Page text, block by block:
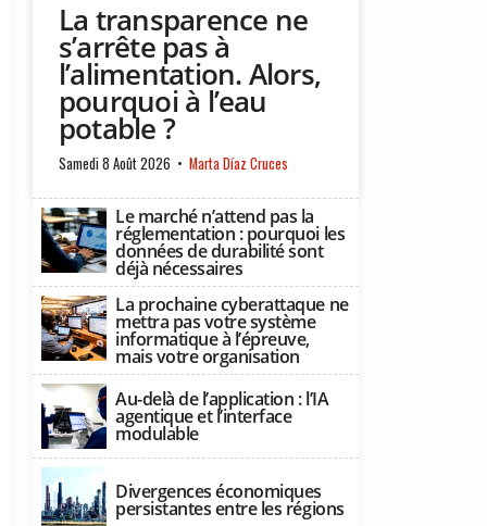
La transparence ne
s’arrête pas à
l’alimentation. Alors,
pourquoi à l’eau
potable ?
Samedi 8 Août 2026 Marta Díaz Cruces
Le marché n’attend pas la
réglementation : pourquoi les
données de durabilité sont
déjà nécessaires
La prochaine cyberattaque ne
mettra pas votre système
informatique à l’épreuve,
mais votre organisation
Au-delà de l’application : l’IA
agentique et l’interface
modulable
Divergences économiques
persistantes entre les régions